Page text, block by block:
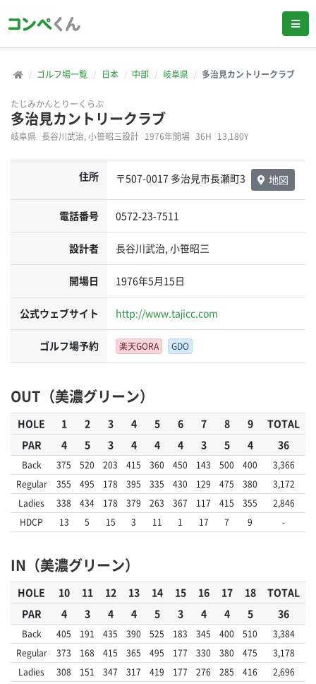
ゴルフ場一覧 日本 中部 岐阜県 多治見カントリークラブ
たじみかんとりーくらぶ
多治見カントリークラブ
岐阜県 長谷川武治, 小笹昭三設計 1976年開場 36H 13,180Y
住所 〒507-0017 多治見市長瀬町3 地図
電話番号 0572-23-7511
設計者 長谷川武治, 小笹昭三
開場日 1976年5月15日
公式ウェブサイト http://www.tajicc.com
ゴルフ場予約 楽天GORA GDO
OUT（美濃グリーン）
HOLE 1 2 3 4 5 6 7 8 9
TOTAL
PAR
4 5 3 4 4 4 3 5 4 36
Back 375 520 203 415 360 450 143 500 400
3,366
Regular
355 495 178 395 335 430 129 475 380
3,172
Ladies
338 434 178 379 263 367 117 415 355
2,846
HDCP
13 5 15 3 11 1 17 7 9 -
IN（美濃グリーン）
HOLE 10 11 12 13 14 15 16 17 18
TOTAL
PAR
4 3 4 4 5 3 4 4 5 36
Back 405 191 435 390 525 183 345 400 510
3,384
Regular
373 168 415 365 495 177 330 380 475
3,178
Ladies
308 151 347 317 419 177 276 285 416
2,696